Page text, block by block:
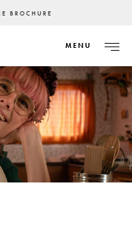
BROCHURE
MENU